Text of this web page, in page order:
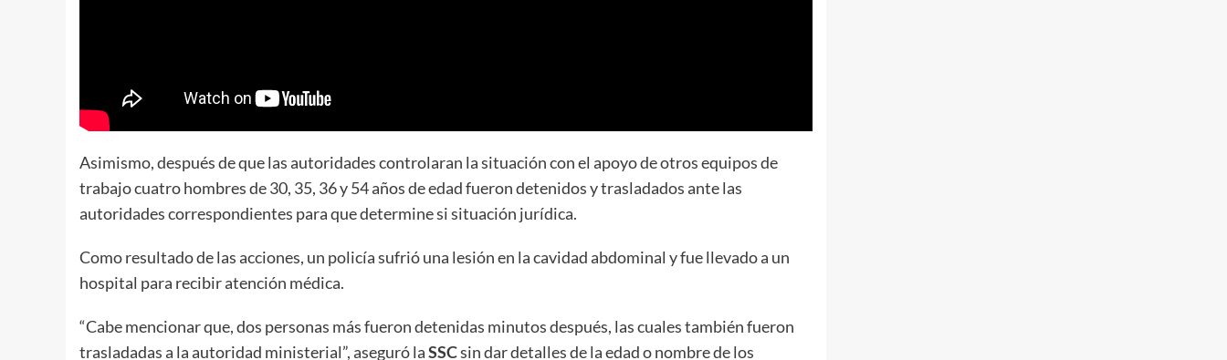
Asimismo, después de que las autoridades controlaran la situación con el apoyo de otros equipos de
trabajo cuatrohombres de 30, 35, 36 y 54 años de edad fuerondetenidosy trasladados ante las
autoridades correspondientes para que determine si situación jurídica.
Como resultado de las acciones, un policía sufrió una lesión en la cavidad abdominal y fue llevado a un
hospital para recibir atención médica.
“Cabe mencionar que,dos personas más fueron detenidas minutos después, las cuales también fueron
trasladadas a la autoridad ministerial”, aseguró laSSCsin dar detalles de la edad o nombre de los